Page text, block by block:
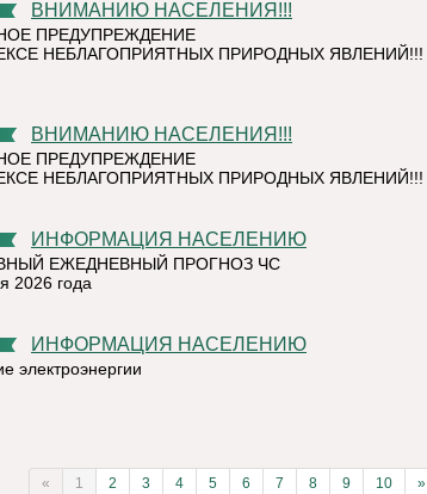
ВНИМАНИЮ НАСЕЛЕНИЯ!!!
ПРЕДУПРЕЖДЕНИЕ
НЕБЛАГОПРИЯТНЫХ ПРИРОДНЫХ ЯВЛЕНИЙ!!!
ВНИМАНИЮ НАСЕЛЕНИЯ!!!
ПРЕДУПРЕЖДЕНИЕ
НЕБЛАГОПРИЯТНЫХ ПРИРОДНЫХ ЯВЛЕНИЙ!!!
ИНФОРМАЦИЯ НАСЕЛЕНИЮ
ЕЖЕДНЕВНЫЙ ПРОГНОЗ ЧС
2026 года
ИНФОРМАЦИЯ НАСЕЛЕНИЮ
электроэнергии
« 1 2 3 4 5 6 7 8 9 10 »